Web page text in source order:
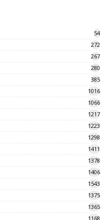
54
272
267
280
385
1016
1066
1217
1223
1298
1411
1378
1406
1543
1375
1365
1168